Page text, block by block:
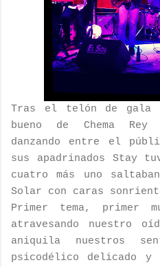
Tras el telón de gala
bueno de Chema
danzando entre el
sus apadrinados Stay
cuatro más uno
Solar con caras
Primer tema, primer
atravesando nuestro
aniquila nuestros
psicodélico delicado y